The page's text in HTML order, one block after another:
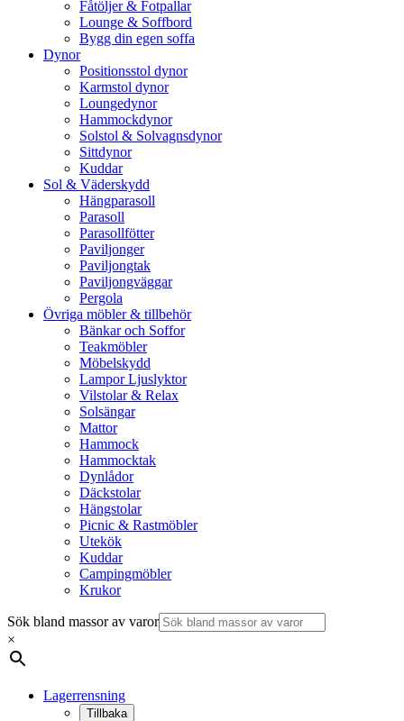
Fåtöljer & Fotpallar
Lounge & Soffbord
Bygg din egen soffa
Dynor
Positionsstol dynor
Karmstol dynor
Loungedynor
Hammockdynor
Solstol & Solvagnsdynor
Sittdynor
Kuddar
Sol & Väderskydd
Hängparasoll
Parasoll
Parasollfötter
Paviljonger
Paviljongtak
Paviljongväggar
Pergola
Övriga möbler & tillbehör
Bänkar och Soffor
Teakmöbler
Möbelskydd
Lampor Ljuslyktor
Vilstolar & Relax
Solsängar
Mattor
Hammock
Hammocktak
Dynlådor
Däckstolar
Hängstolar
Picnic & Rastmöbler
Utekök
Kuddar
Campingmöbler
Krukor
Sök bland massor av varor
×
Lagerrensning
Tillbaka